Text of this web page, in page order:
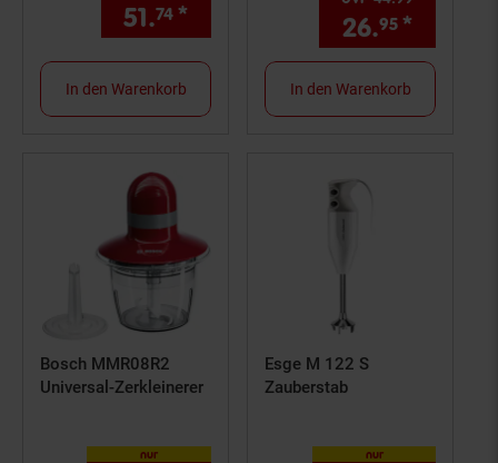
51.74 * € Sternchen
In den Warenkorb
26.95 *
In den Warenkorb
Bosch MMR08R2
Universal-Zerkleinerer
nur
Esge M 122 S
Zauberstab
nur